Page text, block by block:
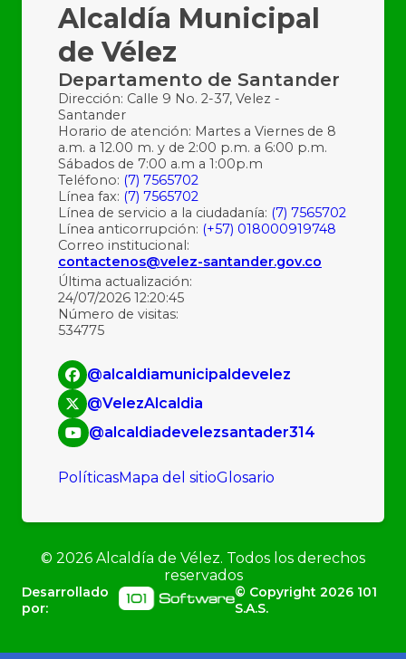
Alcaldía Municipal
de Vélez
Departamento de Santander
Dirección: Calle 9 No. 2-37, Velez -
Santander
Horario de atención: Martes a Viernes de 8
a.m. a 12.00 m. y de 2:00 p.m. a 6:00 p.m.
Sábados de 7:00 a.m a 1:00p.m
Teléfono: (7) 7565702
Línea fax: (7) 7565702
Línea de servicio a la ciudadanía: (7) 7565702
Línea anticorrupción: (+57) 018000919748
Correo institucional:
contactenos@velez-santander.gov.co
Última actualización:
24/07/2026 12:20:45
Número de visitas:
534775
@alcaldiamunicipaldevelez
@VelezAlcaldia
@alcaldiadevelezsantader314
PolíticasMapa del sitioGlosario
© 2026 Alcaldía de Vélez. Todos los derechos
reservados
Desarrollado
por:
© Copyright2026 101
S.A.S.